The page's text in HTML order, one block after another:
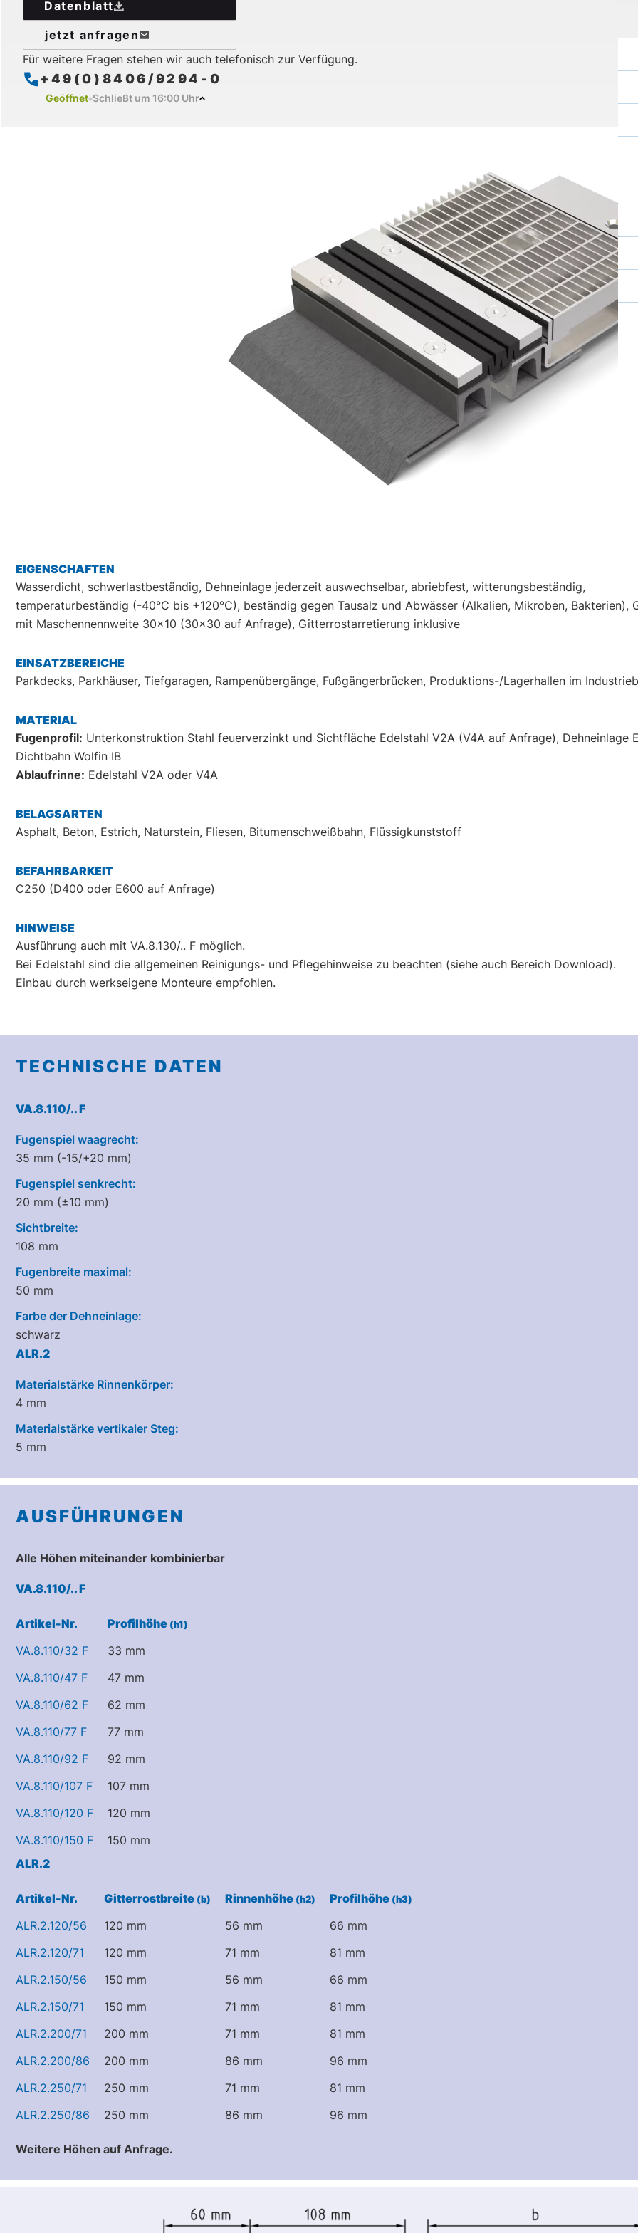
Datenblatt
jetzt anfragen
Für weitere Fragen stehen wir auch telefonisch zur Verfügung.
+49(0)8406/9294-0
Geöffnet Schließt um 16:00 Uhr
EIGENSCHAFTEN
Wasserdicht, schwerlastbeständig, Dehneinlage jederzeit auswechselbar, abriebfest, witterungsbeständig,
temperaturbeständig (-40°C bis +120°C), beständig gegen Tausalz und Abwässer (Alkalien, Mikroben, Bakterien),
mit Maschennennweite 30x10 (30x30 auf Anfrage), Gitterrostarretierung inklusive
EINSATZBEREICHE
Parkdecks, Parkhäuser, Tiefgaragen, Rampenübergänge, Fußgängerbrücken, Produktions-/Lagerhallen im
MATERIAL
Fugenprofil: Unterkonstruktion Stahl feuerverzinkt und Sichtfläche Edelstahl V2A (V4A auf Anfrage), Dehneinlage
Dichtbahn Wolfin IB
Ablaufrinne: Edelstahl V2A oder V4A
BELAGSARTEN
Asphalt, Beton, Estrich, Naturstein, Fliesen, Bitumenschweißbahn, Flüssigkunststoff
BEFAHRBARKEIT
C250 (D400 oder E600 auf Anfrage)
HINWEISE
Ausführung auch mit VA.8.130/.. F möglich.
Bei Edelstahl sind die allgemeinen Reinigungs- und Pflegehinweise zu beachten (siehe auch Bereich Download).
Einbau durch werkseigene Monteure empfohlen.
TECHNISCHE DATEN
VA.8.110/.. F
Fugenspiel waagrecht:
35 mm (-15/+20 mm)
Fugenspiel senkrecht:
20 mm (±10 mm)
Sichtbreite:
108 mm
Fugenbreite maximal:
50 mm
Farbe der Dehneinlage:
schwarz
ALR.2
Materialstärke Rinnenkörper:
4 mm
Materialstärke vertikaler Steg:
5 mm
AUSFÜHRUNGEN
Alle Höhen miteinander kombinierbar
VA.8.110/.. F
Artikel-Nr. Profilhöhe (h1)
VA.8.110/32 F
33 mm
VA.8.110/47 F
47 mm
VA.8.110/62 F
62 mm
VA.8.110/77 F
77 mm
VA.8.110/92 F
92 mm
VA.8.110/107 F
107 mm
VA.8.110/120 F
120 mm
VA.8.110/150 F
150 mm
ALR.2
Artikel-Nr. Gitterrostbreite (b) Rinnenhöhe (h2) Profilhöhe (h3)
ALR.2.120/56 120 mm 56 mm
66 mm
ALR.2.120/71
120 mm 71 mm
81 mm
ALR.2.150/56
150 mm 56 mm
66 mm
ALR.2.150/71
150 mm 71 mm
81 mm
ALR.2.200/71
200 mm 71 mm
81 mm
ALR.2.200/86
200 mm 86 mm
96 mm
ALR.2.250/71
250 mm 71 mm
81 mm
ALR.2.250/86
250 mm 86 mm 96 mm
Weitere Höhen auf Anfrage.